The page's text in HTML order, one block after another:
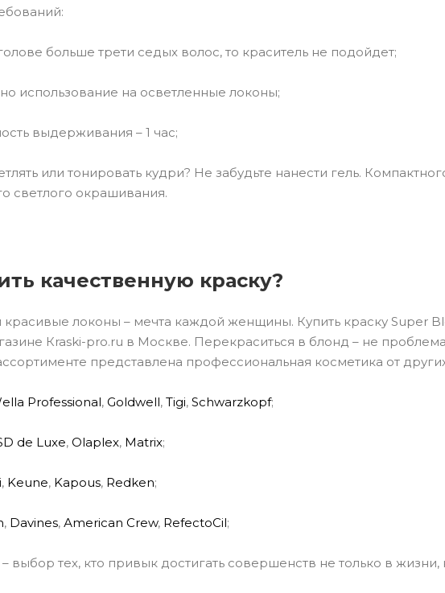
больше трети седых волос, то краситель не подойдет;
использование на осветленные локоны;
выдерживания – 1 час;
или тонировать кудри? Не забудьте нанести гель.
светлого окрашивания.
качественную краску?
локоны – мечта каждой женщины. Купить краску Super
Кraski-pro.ru в Москве. Перекраситься в блонд – не
представлена профессиональная косметика от
еlla Prоfessional, Gоldwell, Тigi, Sсhwаrzkopf;
dе Luxе, Olаplex, Mаtrix;
, Kеune, Kаpous, Rеdken;
, Dаvines, Аmerican Crеw, RеfеctoCil;
выбор тех, кто привык достигать совершенств не только в